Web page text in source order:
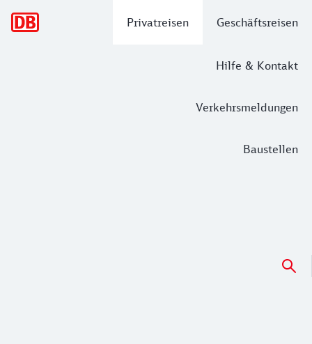
Privatreisen Geschäftsreisen
Hilfe & Kontakt
Verkehrsmeldungen
Baustellen